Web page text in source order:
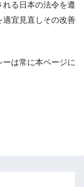
る日本の法令を遵
適宜見直しその改善
は常に本ページに